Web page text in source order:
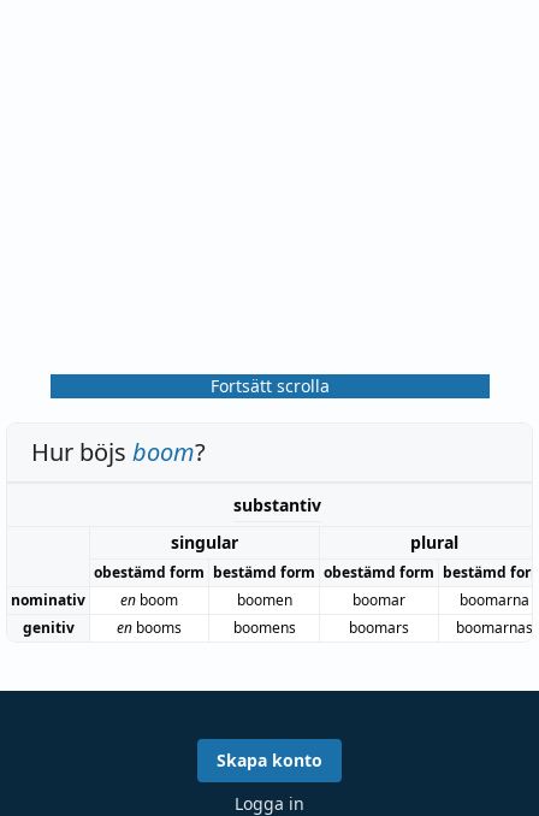
Fortsätt scrolla
Hur böjs boom?
substantiv
singular
plural
obestämd form bestämd form obestämd form bestämd
nominativ
en boom boomen boomar
boomarna
genitiv
en booms boomens boomars boomarnas
Skapa konto
Logga in